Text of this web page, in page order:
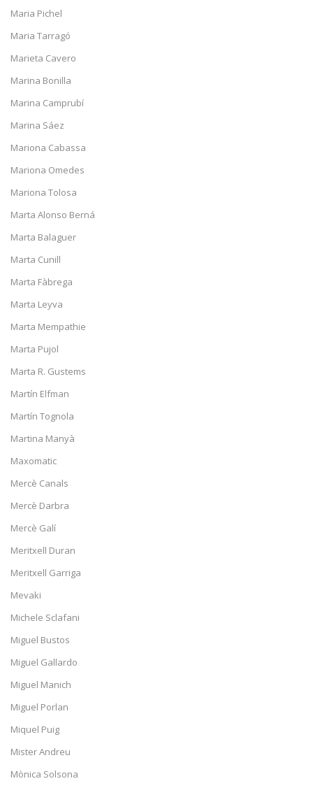
Maria Pichel
Maria Tarragó
Marieta Cavero
Marina Bonilla
Marina Camprubí
Marina Sáez
Mariona Cabassa
Mariona Omedes
Mariona Tolosa
Marta Alonso Berná
Marta Balaguer
Marta Cunill
Marta Fàbrega
Marta Leyva
Marta Mempathie
Marta Pujol
Marta R. Gustems
Martín Elfman
Martín Tognola
Martina Manyà
Maxomatic
Mercè Canals
Mercè Darbra
Mercè Galí
Meritxell Duran
Meritxell Garriga
Mevaki
Michele Sclafani
Miguel Bustos
Miguel Gallardo
Miguel Manich
Miguel Porlan
Miquel Puig
Mister Andreu
Mònica Solsona